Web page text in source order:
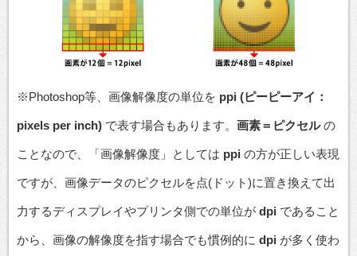
※Photoshop等、画像解像度の単位を ppi (ピーピーアイ：
pixels per inch) で表す場合もあります。 画素＝ピクセルの
ことなので、「画像解像度」としては ppi の方が正しい表現
ですが、画像データのピクセルを点(ドット)に置き換えて出
力するディスプレイやプリンタ側での単位が dpi であること
から、画像の解像度を指す場合でも慣例的に dpi が多く使わ